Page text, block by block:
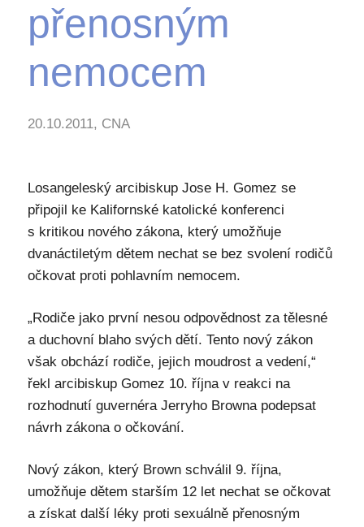
přenosným
nemocem
20.10.2011, CNA
Losangeleský arcibiskup Jose H. Gomez se
připojil ke Kalifornské katolické konferenci
s kritikou nového zákona, který umožňuje
dvanáctiletým dětem nechat se bez svolení rodičů
očkovat proti pohlavním nemocem.
„Rodiče jako první nesou odpovědnost za tělesné
a duchovní blaho svých dětí. Tento nový zákon
však obchází rodiče, jejich moudrost a vedení,“
řekl arcibiskup Gomez 10. října v reakci na
rozhodnutí guvernéra Jerryho Browna podepsat
návrh zákona o očkování.
Nový zákon, který Brown schválil 9. října,
umožňuje dětem starším 12 let nechat se očkovat
a získat další léky proti sexuálně přenosným